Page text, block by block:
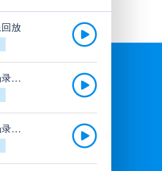
放
05月29日 南安普顿vs阿森纳 全场录像回放
05月29日 亚特兰大vs帕尔马 全场录像回放